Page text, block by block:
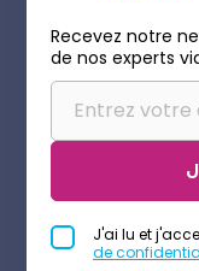
Recevez notre
de nos experts
J'ai lu et
de